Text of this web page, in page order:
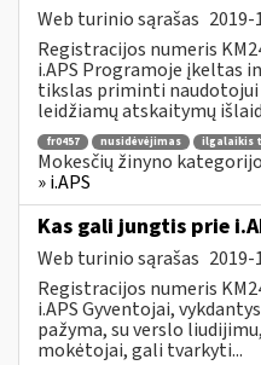
Web turinio sąrašas 2019-
Registracijos numeris
i.APS Programoje įkeltas
tikslas priminti
leidžiamų atskaitymų
fr0457 nusidėvėjimas ilgalaikis
Mokesčių žinyno
» i.APS
Kas gali jungtis prie
Web turinio sąrašas 2019-
Registracijos numeris
i.APS Gyventojai,
pažyma, su verslo
mokėtojai, gali tvarkyti...